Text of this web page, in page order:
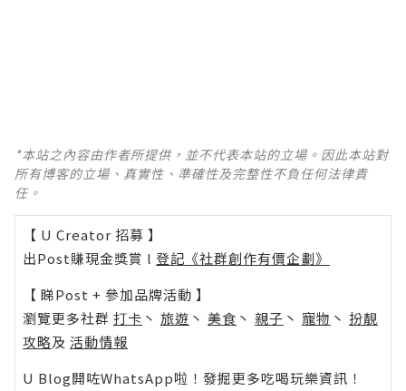
*本站之內容由作者所提供，並不代表本站的立場。因此本站對
所有博客的立場、真實性、準確性及完整性不負任何法律責
任。
【 U Creator 招募 】
出Post賺現金獎賞 l 登記《社群創作有價企劃》
【 睇Post + 參加品牌活動 】
瀏覽更多社群 打卡 丶 旅遊 丶 美食 丶 親子 丶 寵物 丶 扮靚
攻略及 活動情報
U Blog開咗WhatsApp啦！發掘更多吃喝玩樂資訊！